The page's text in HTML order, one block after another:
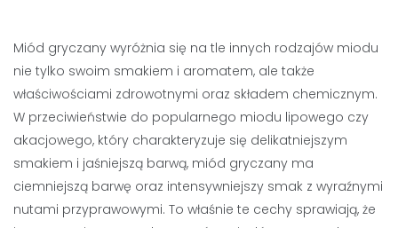
Miód gryczany wyróżnia się na tle innych rodzajów miodu
nie tylko swoim smakiem i aromatem, ale także
właściwościami zdrowotnymi oraz składem chemicznym.
W przeciwieństwie do popularnego miodu lipowego czy
akacjowego, który charakteryzuje się delikatniejszym
smakiem i jaśniejszą barwą, miód gryczany ma
ciemniejszą barwę oraz intensywniejszy smak z wyraźnymi
nutami przyprawowymi. To właśnie te cechy sprawiają, że